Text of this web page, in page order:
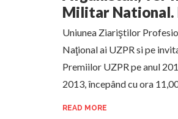
Militar National.
Uniunea Ziariştilor
Naţional ai UZPR si pe
Premiilor UZPR pe anul
2013, începând cu ora
READ MORE